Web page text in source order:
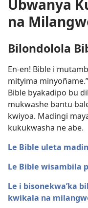
Ubwanya
na
Bilondolola
En-en! Bible i
mityima
Bible byakadipo bu
mukwashe bantu
kwiyoa. Madingi
kukukwasha ne abe.
Le Bible uleta
Le Bible wisambila
Le i bisonekwa’ka
kwikala na